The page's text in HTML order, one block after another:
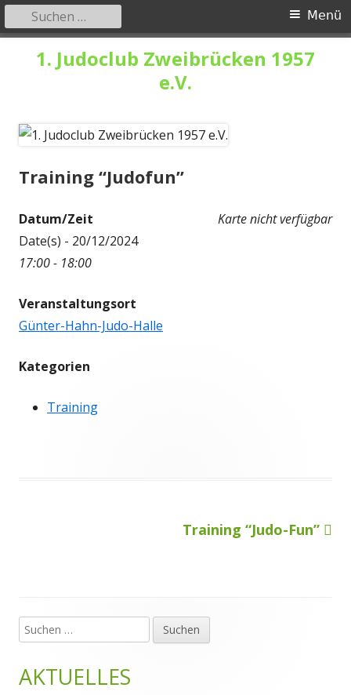
1. Judoclub Zweibrücken 1957
e.V.
Primäres
Menü
Menü
Suchen
nach:
Training “Judofun”
Karte nicht verfügbar
Datum/Zeit
Date(s) - 20/12/2024
17:00 - 18:00
Veranstaltungsort
Günter-Hahn-Judo-Halle
Kategorien
Training
BeitragsnavigationNächster
Training “Judo-Fun”
Haupt-
Seitenleiste
Suchen
nach:
AKTUELLES